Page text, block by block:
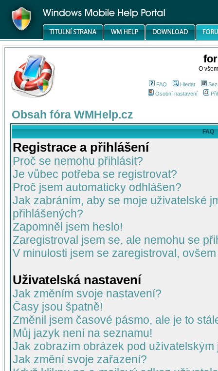
O
FAQ Hledat
Osobní nastavení
Obsah fóra WMHelp.cz
FAQ
Registrace a přihlášení
Proč se nemohu přihlásit?
Je vůbec potřeba se registrovat?
Proč jsem automaticky odhlášen?
Jak zabráním, aby se moje uživatelské
přihlášených?
Zapomněl jsem heslo!
Zaregistroval jsem se, ale nemohu se
V minulosti jsem se zaregistroval,
Uživatelská nastavení
Jak změním svoje nastavení?
Časy jsou špatně!
Změnil jsem časové pásmo, ale je to
Můj jazyk není na seznamu!
Jak zobrazím obrázek pod uživatelským
Jak změní svoje zařazení?